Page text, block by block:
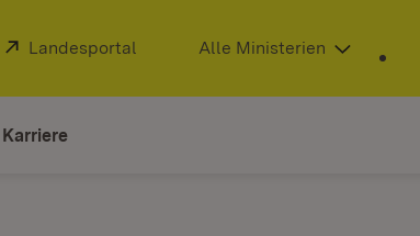
Extern:
Landesportal (Öffnet in neuem Fenster)
Alle Ministerien
Karriere